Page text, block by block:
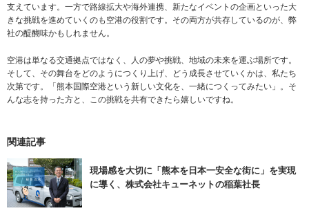
支えています。一方で路線拡大や海外連携、新たなイベントの企画といった大
きな挑戦を進めていくのも空港の役割です。その両方が共存しているのが、弊
社の醍醐味かもしれません。
空港は単なる交通拠点ではなく、人の夢や挑戦、地域の未来を運ぶ場所です。
そして、その舞台をどのようにつくり上げ、どう成長させていくかは、私たち
次第です。「熊本国際空港という新しい文化を、一緒につくってみたい」。そ
んな志を持った方と、この挑戦を共有できたら嬉しいですね。
関連記事
現場感を大切に「熊本を日本一安全な街に」を実現
に導く、株式会社キューネットの稲葉社長